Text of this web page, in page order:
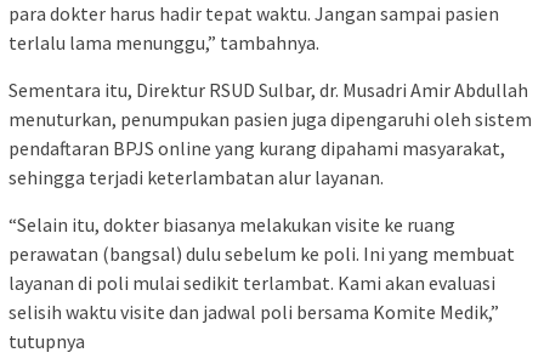
para dokter harus hadir tepat waktu. Jangan sampai pasien
terlalu lama menunggu,” tambahnya.
Sementara itu, Direktur RSUD Sulbar, dr. Musadri Amir Abdullah
menuturkan, penumpukan pasien juga dipengaruhi oleh sistem
pendaftaran BPJS online yang kurang dipahami masyarakat,
sehingga terjadi keterlambatan alur layanan.
“Selain itu, dokter biasanya melakukan visite ke ruang
perawatan (bangsal) dulu sebelum ke poli. Ini yang membuat
layanan di poli mulai sedikit terlambat. Kami akan evaluasi
selisih waktu visite dan jadwal poli bersama Komite Medik,”
tutupnya